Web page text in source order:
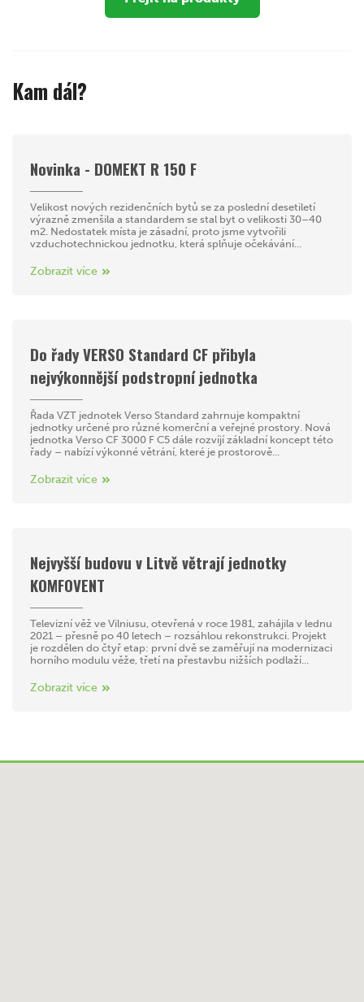
Kam dál?
Novinka - DOMEKT R 150 F
Velikost nových rezidenčních bytů se za poslední desetiletí
výrazně zmenšila a standardem se stal byt o velikosti 30–40
m2. Nedostatek místa je zásadní, proto jsme vytvořili
vzduchotechnickou jednotku, která splňuje očekávání...
Zobrazit více
Do řady VERSO Standard CF přibyla
nejvýkonnější podstropní jednotka
Řada VZT jednotek Verso Standard zahrnuje kompaktní
jednotky určené pro různé komerční a veřejné prostory. Nová
jednotka Verso CF 3000 F C5 dále rozvíjí základní koncept této
řady – nabízí výkonné větrání, které je prostorově...
Zobrazit více
Nejvyšší budovu v Litvě větrají jednotky
KOMFOVENT
Televizní věž ve Vilniusu, otevřená v roce 1981, zahájila v lednu
2021 – přesně po 40 letech – rozsáhlou rekonstrukci. Projekt
je rozdělen do čtyř etap: první dvě se zaměřují na modernizaci
horního modulu věže, třetí na přestavbu nižších podlaží...
Zobrazit více